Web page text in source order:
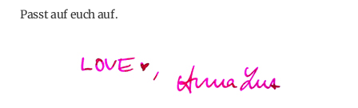
Passt auf euch auf.